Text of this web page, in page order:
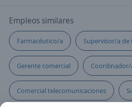
Empleos similares
Farmacéutico/a Supervisor/a de
Gerente comercial Coordinador/
Comercial telecomunicaciones